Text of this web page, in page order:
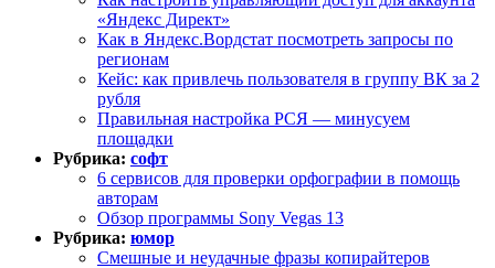
«Яндекс Директ»
Как в Яндекс.Вордстат посмотреть запросы по
регионам
Кейс: как привлечь пользователя в группу ВК за 2
рубля
Правильная настройка РСЯ — минусуем
площадки
Рубрика: софт
6 сервисов для проверки орфографии в помощь
авторам
Обзор программы Sony Vegas 13
Рубрика: юмор
Смешные и неудачные фразы копирайтеров